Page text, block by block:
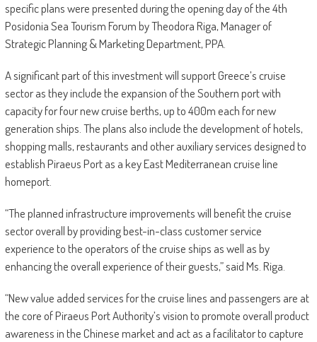
specific plans were presented during the opening day of the 4th
Posidonia Sea Tourism Forum by Theodora Riga, Manager of
Strategic Planning & Marketing Department, PPA.
A significant part of this investment will support Greece’s cruise
sector as they include the expansion of the Southern port with
capacity for four new cruise berths, up to 400m each for new
generation ships. The plans also include the development of hotels,
shopping malls, restaurants and other auxiliary services designed to
establish Piraeus Port as a key East Mediterranean cruise line
homeport.
“The planned infrastructure improvements will benefit the cruise
sector overall by providing best-in-class customer service
experience to the operators of the cruise ships as well as by
enhancing the overall experience of their guests,” said Ms. Riga.
“New value added services for the cruise lines and passengers are at
the core of Piraeus Port Authority’s vision to promote overall product
awareness in the Chinese market and act as a facilitator to capture